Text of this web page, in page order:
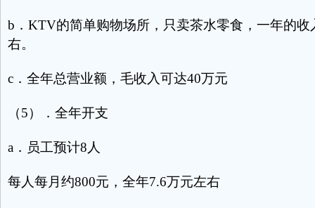
b．KTV的简单购物场所，只卖茶水零食，一年的收
右。
c．全年总营业额，毛收入可达40万元
（5）．全年开支
a．员工预计8人
每人每月约800元，全年7.6万元左右